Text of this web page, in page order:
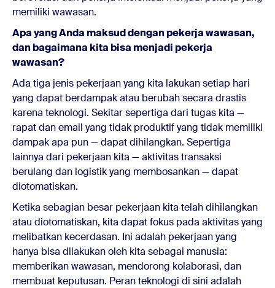
memiliki wawasan.
Apa yang Anda maksud dengan pekerja wawasan,
dan bagaimana kita bisa menjadi pekerja
wawasan?
Ada tiga jenis pekerjaan yang kita lakukan setiap hari
yang dapat berdampak atau berubah secara drastis
karena teknologi. Sekitar sepertiga dari tugas kita —
rapat dan email yang tidak produktif yang tidak memiliki
dampak apa pun — dapat dihilangkan. Sepertiga
lainnya dari pekerjaan kita — aktivitas transaksi
berulang dan logistik yang membosankan — dapat
diotomatiskan.
Ketika sebagian besar pekerjaan kita telah dihilangkan
atau diotomatiskan, kita dapat fokus pada aktivitas yang
melibatkan kecerdasan. Ini adalah pekerjaan yang
hanya bisa dilakukan oleh kita sebagai manusia:
memberikan wawasan, mendorong kolaborasi, dan
membuat keputusan. Peran teknologi di sini adalah